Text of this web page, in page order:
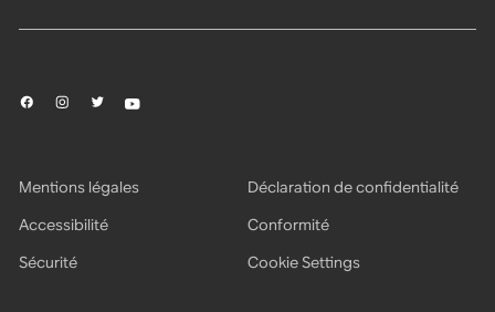
Mentions légales
Déclaration de confidentialité
Accessibilité
Conformité
Sécurité
Cookie Settings